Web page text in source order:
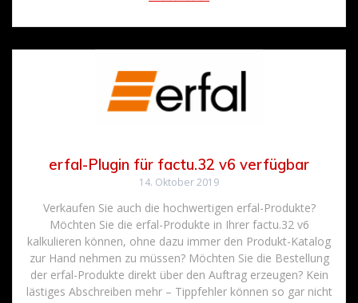
erfal-Plugin für factu.32 v6 verfügbar
14. Oktober 2019
Verkaufen Sie auch die hochwertigen erfal-Produkte?
Möchten Sie die erfal-Produkte in Ihrer factu.32 v6
kalkulieren können, ohne dazu immer den Produkt-Katalog
zur Hand nehmen zu müssen? Möchten Sie die Bestellung
der erfal-Produkte direkt über den Auftrag erzeugen? Kein
lästiges Abschreiben mehr – Tippfehler können so gar nicht